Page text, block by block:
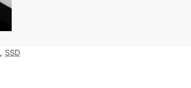
, SSD